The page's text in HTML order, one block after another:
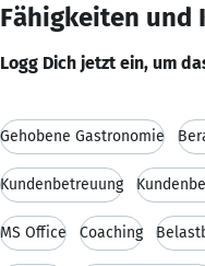
Fähigkeiten und
Logg Dich jetzt ein, um
Gehobene Gastronomie
Kundenbetreuung
MS Office Coaching